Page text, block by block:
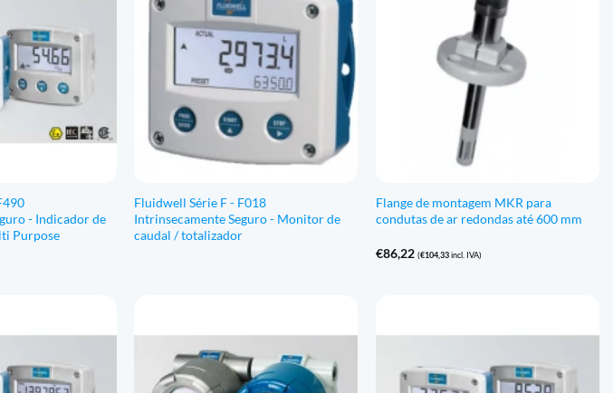
- Indicador de
Purpose
Fluidwell Série F - F018
Intrinsecamente Seguro - Monitor de
caudal / totalizador
Flange de montagem MKR para
condutas de ar redondas até 600 mm
€86,22 (€104,33incl. IVA)